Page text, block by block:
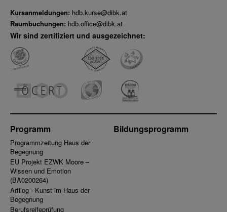
Kursanmeldungen: hdb.kurse@dibk.at
Raumbuchungen: hdb.office@dibk.at
Wir sind zertifiziert und ausgezeichnet:
Programm
Programmzeitung Haus der
Begegnung
EU Projekt EZWK Moore –
Wissen und Emotion
(BA0200264)
Artilog - Kunst im Haus der
Begegnung
Berufsreifeprüfung
Bildungsprogramm